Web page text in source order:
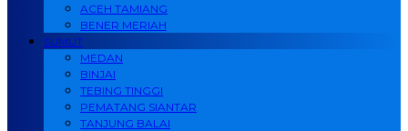
ACEH TAMIANG
BENER MERIAH
SUMUT
MEDAN
BINJAI
TEBING TINGGI
PEMATANG SIANTAR
TANJUNG BALAI